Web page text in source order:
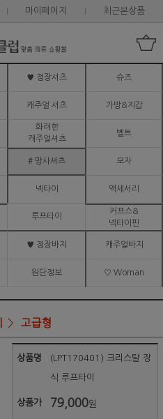
마이페이지 최근본상품
♥ 정장셔츠 슈즈
캐주얼 셔츠 가방&지갑
화려한
캐주얼셔츠
벨트
# 망사셔츠 모자
넥타이 액세서리
루프타이
커프스&
넥타이핀
♥ 정장바지 캐주얼바지
원단정보 ♡ Woman
고급형
상품명 (LPT170401) 크리스탈 장
식 루프타이
상품가 79,000원